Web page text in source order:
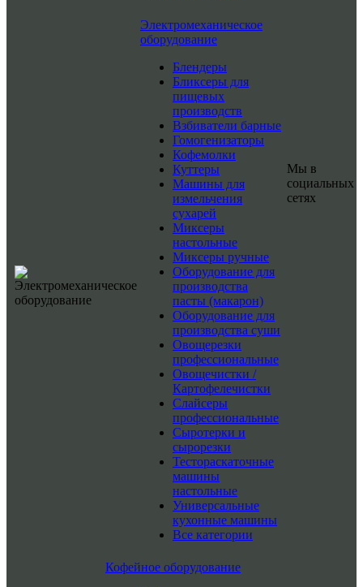
Электромеханическое
оборудование
Блендеры
Бликсеры для
пищевых
производств
Взбиватели барные
Гомогенизаторы
Кофемолки
Куттеры
Машины для
измельчения
сухарей
Миксеры
настольные
Миксеры ручные
Оборудование для
производства
пасты (макарон)
Оборудование для
производства суши
Овощерезки
профессиональные
Овощечистки /
Картофелечистки
Слайсеры
профессиональные
Сыротерки и
сырорезки
Тестораскаточные
машины
настольные
Универсальные
кухонные машины
Все категории
Кофейное оборудование
Мы в
социальных
сетях